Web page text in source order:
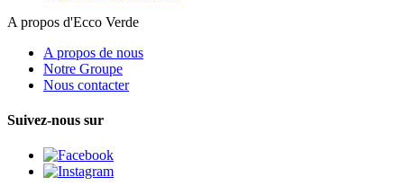
A propos d'Ecco Verde
A propos de nous
Notre Groupe
Nous contacter
Suivez-nous sur